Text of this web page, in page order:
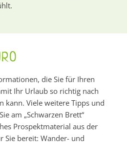
die Sie für Ihren
Ihr Urlaub so richtig nach
kann. Viele weitere Tipps und
am „Schwarzen Brett“
Prospektmaterial aus der
Sie bereit: Wander- und